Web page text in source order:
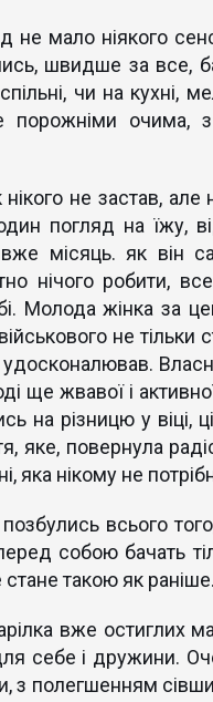
не мало ніякого
швидше за все,
чи на кухні,
порожніми очима,
не застав, але
погляд на їжу,
місяць. як він
нічого робити,
Молода жінка за
не тільки
ще жвавої і
на різницю у віці,
яке, повернула
яка нікому не
всього
собою бачать
такою як раніше.
вже остиглих
себе і дружини.
з полегшенням